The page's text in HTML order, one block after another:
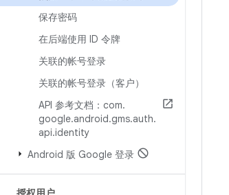
保存密码
在后端使用 ID 令牌
关联的帐号登录
关联的帐号登录（客户）
API 参考文档：com.
google.android.gms.auth.
api.identity
Android 版 Google 登录